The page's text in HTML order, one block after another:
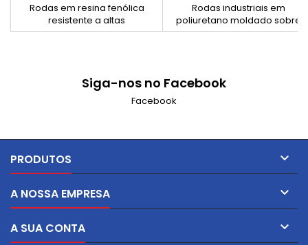
Rodas em resina fenólica
resistente a altas
temperaturas, montadas em
indústria alimentar,
farmacêutica e ambientes
Rodas industriais em
poliuretano moldado sobre
núcleo em alumínio, montadas
rolamento suave e elevada
Siga-nos no Facebook
Facebook
PRODUTOS 
A NOSSA EMPRESA 
A SUA CONTA 